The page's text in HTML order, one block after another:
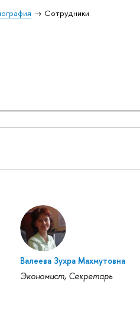
Сотрудники
Валеева Зухра Махмутовна
Экономист, Секретарь